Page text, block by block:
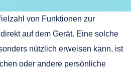
von Funktionen zur
auf dem Gerät. Eine solche
nützlich erweisen kann, ist
oder andere persönliche